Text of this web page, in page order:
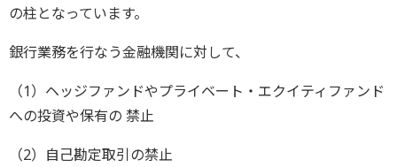
の柱となっています。
銀行業務を行なう金融機関に対して、
（1）ヘッジファンドやプライベート・エクイティファンド
への投資や保有の 禁止
（2）自己勘定取引の禁止